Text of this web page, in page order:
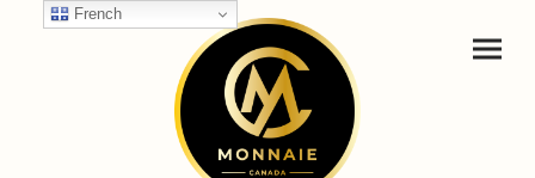
French